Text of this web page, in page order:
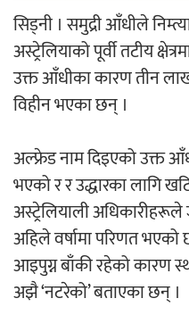
अर्जुन
‘दुर्गा’
चलचित्र
सिड्नी । समुद्री आँधीले
अस्ट्रेलियाको पूर्वी तटीय
उक्त आँधीका कारण तीन लाख
विहीन भएका छन् ।
अल्फ्रेड नाम दिइएको उक्त
भएको र र उद्धारका लागि
अस्ट्रेलियाली
अहिले वर्षामा परिणत
आइपुग्न बाँकी रहेको कारण
अझै ‘नटरेको’ बताएका छन् ।